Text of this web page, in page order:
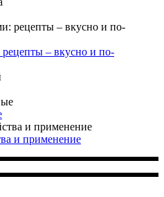
– вкусно и по-
и применение